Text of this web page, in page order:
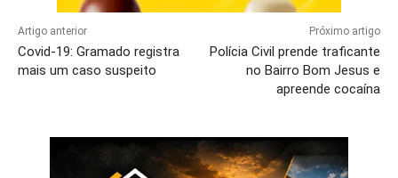
Artigo anterior
Covid-19: Gramado registra
mais um caso suspeito
Próximo artigo
Polícia Civil prende traficante
no Bairro Bom Jesus e
apreende cocaína